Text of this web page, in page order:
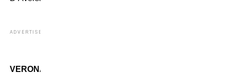
ADVERTISEMENT
VERONA